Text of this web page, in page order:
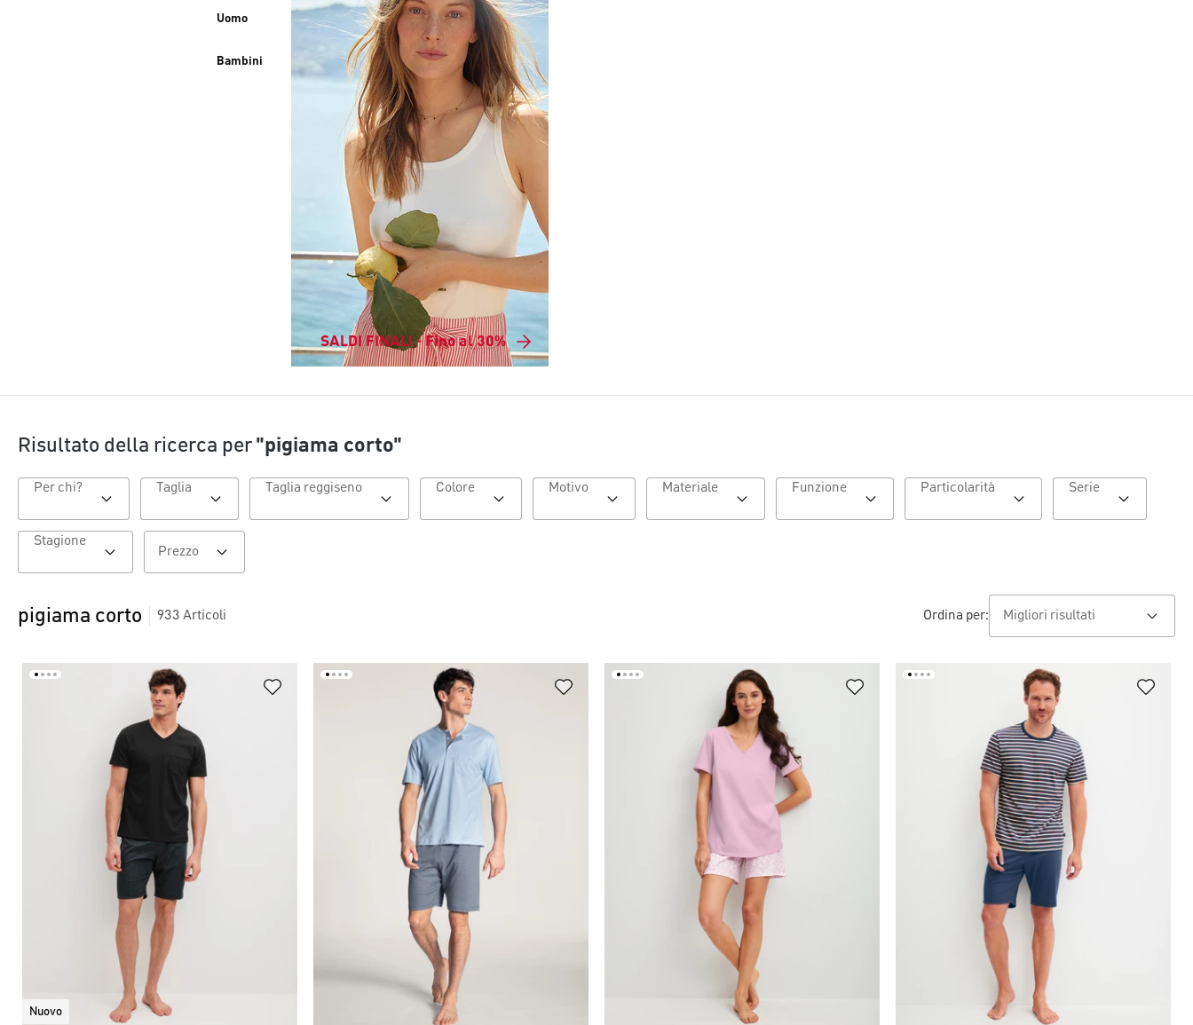
Uomo
Bambini
SALDI FINALI - Fino al 30%
Risultato della ricerca per "pigiama corto"
Per chi? Taglia reggiseno Colore Motivo Materiale Funzione Serie
Stagione
Prezzo
pigiama corto 933 Articoli Ordina per:
Nuovo